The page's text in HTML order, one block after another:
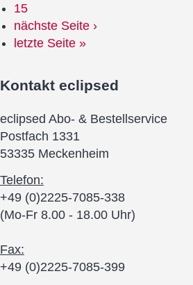
15
nächste Seite ›
letzte Seite »
Kontakt eclipsed
eclipsed Abo- & Bestellservice
Postfach 1331
53335 Meckenheim
Telefon:
+49 (0)2225-7085-338
(Mo-Fr 8.00 - 18.00 Uhr)
Fax:
+49 (0)2225-7085-399